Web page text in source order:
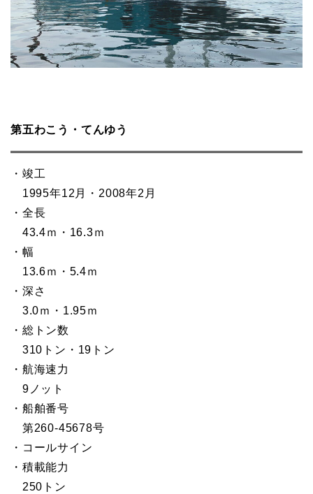
第五わこう・てんゆう
・竣工
1995年12月・2008年2月
・全長
43.4ｍ・16.3ｍ
・幅
13.6ｍ・5.4ｍ
・深さ
3.0ｍ・1.95ｍ
・総トン数
310トン・19トン
・航海速力
9ノット
・船舶番号
第260-45678号
・コールサイン
・積載能力
250トン